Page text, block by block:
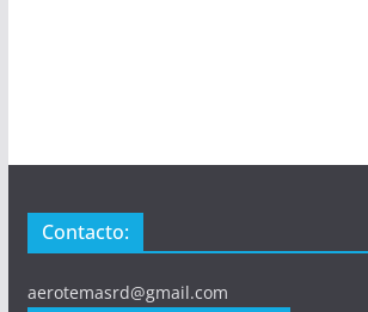
Contacto:
aerotemasrd@gmail.com